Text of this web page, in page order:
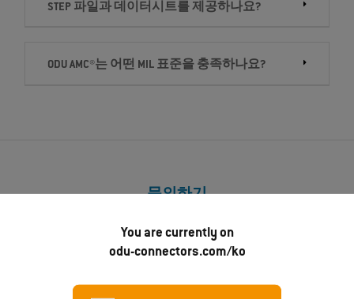
You are currently on
odu-connectors.com/ko
STEP 파일과 데이터시트를 제공하나요?
ODU AMC®는 어떤 MIL 표준을 충족하나요?
문의하기
ODU Korea Inc.
5 Floor 509, Daekwang Building, 176, Dosan-daero, Gangnam-gu
06040 Seoul